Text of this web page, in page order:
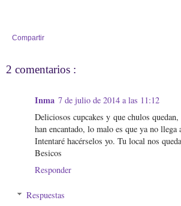
Compartir
2 comentarios :
Inma 7 de julio de 2014 a las 11:12
Deliciosos cupcakes y que chulos
han encantado, lo malo es que ya no llega
Intentaré hacérselos yo. Tu local nos
Besicos
Responder
Respuestas